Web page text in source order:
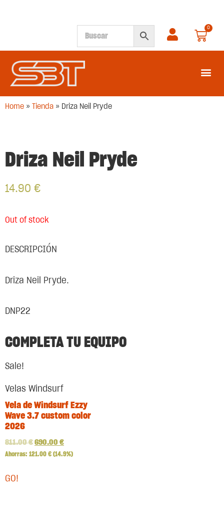
0
Home » Tienda » Driza Neil Pryde
Driza Neil Pryde
14.90 €
Out of stock
DESCRIPCIÓN
Driza Neil Pryde.
DNP22
COMPLETA TU EQUIPO
Sale!
Velas Windsurf
Vela de Windsurf Ezzy
Wave 3.7 custom color
2026
811.00€ 690.00 €
Ahorras: 121.00 € (14.9%)
GO!